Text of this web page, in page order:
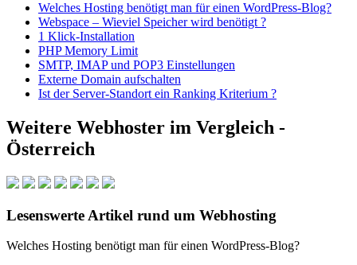
Welches Hosting benötigt man für einen WordPress-Blog?
Webspace – Wieviel Speicher wird benötigt ?
1 Klick-Installation
PHP Memory Limit
SMTP, IMAP und POP3 Einstellungen
Externe Domain aufschalten
Ist der Server-Standort ein Ranking Kriterium ?
Weitere Webhoster im Vergleich -
Österreich
Lesenswerte Artikel rund um Webhosting
Welches Hosting benötigt man für einen WordPress-Blog?